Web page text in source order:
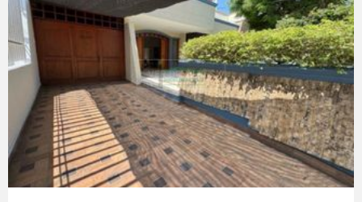
VER DETALLES